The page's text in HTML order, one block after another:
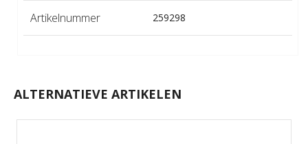
Artikelnummer 259298
ALTERNATIEVE ARTIKELEN